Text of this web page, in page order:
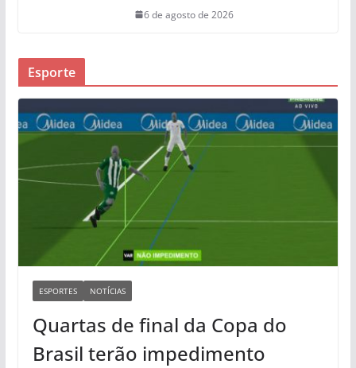
6 de agosto de 2026
Esporte
ESPORTES NOTÍCIAS
Quartas de final da Copa do
Brasil terão impedimento